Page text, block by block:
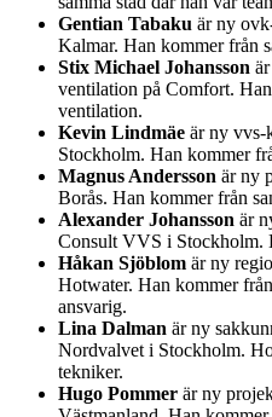
Gentian Tabaku är ny
Kalmar. Han kommer från
Stix Michael Johansson
ventilation på Comfort.
ventilation.
Kevin Lindmäe är ny vvs-
Stockholm. Han kommer
Magnus Andersson är ny
Borås. Han kommer från
Alexander Johansson är
Consult VVS i Stockholm.
Håkan Sjöblom är ny
Hotwater. Han kommer
ansvarig.
Lina Dalman är ny
Nordvalvet i Stockholm.
tekniker.
Hugo Pommer är ny